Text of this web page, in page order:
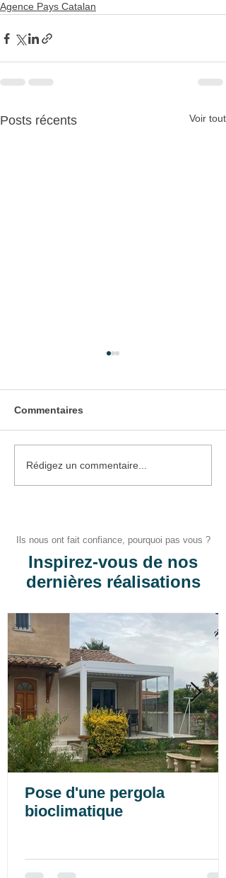
Agence Pays Catalan
Posts récents Voir tout
Pose d'un portail et d'un
Commentaires
Rédigez un commentaire...
Ils nous ont fait confiance, pourquoi pas vous ?
Inspirez-vous de nos
dernières réalisations
Pose d'une pergola
bioclimatique